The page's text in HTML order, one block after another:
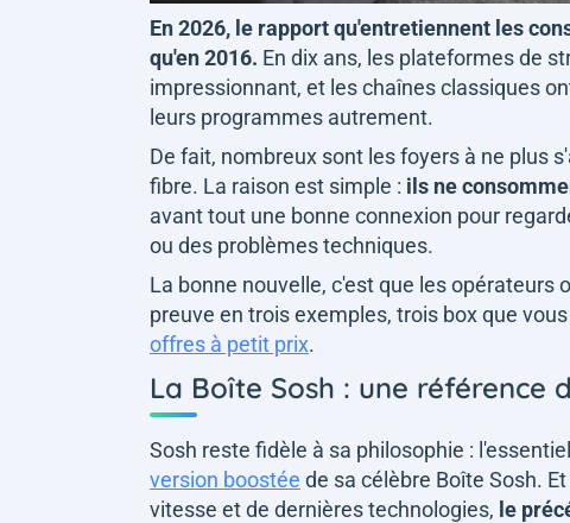
En 2026, le rapport qu'entretiennent les
qu'en 2016. En dix ans, les plateformes de
impressionnant, et les chaînes classiques
leurs programmes autrement.
De fait, nombreux sont les foyers à ne plus
fibre. La raison est simple : ils ne
avant tout une bonne connexion pour
ou des problèmes techniques.
La bonne nouvelle, c'est que les
preuve en trois exemples, trois box que
offres à petit prix.
La Boîte Sosh : une référence
Sosh reste fidèle à sa philosophie :
version boostée de sa célèbre Boîte Sosh.
vitesse et de dernières technologies, le